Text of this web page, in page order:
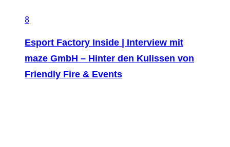
8
Esport Factory Inside | Interview mit
maze GmbH – Hinter den Kulissen von
Friendly Fire & Events